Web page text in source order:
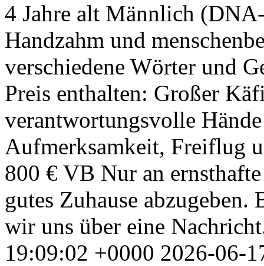
4 Jahre alt Männlich
Handzahm und
verschiedene Wörter und
Preis enthalten: Großer
verantwortungsvolle
Aufmerksamkeit, Freiflug
800 € VB Nur an
gutes Zuhause abzugeben.
wir uns über eine
19:09:02 +0000 2026-06-